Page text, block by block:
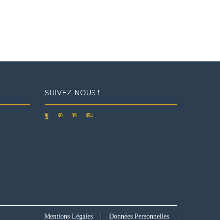
SUIVEZ-NOUS !
Facebook
Instagram
LinkedinYoutube
Mentions Légales Données Personnelles